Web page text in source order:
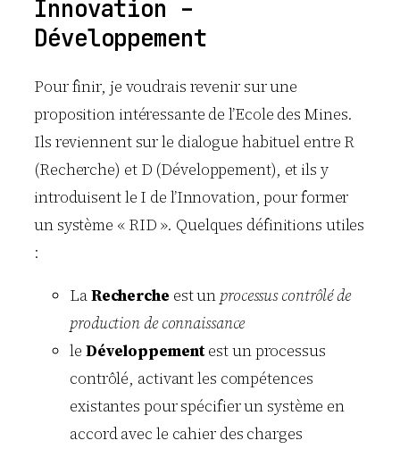
Innovation –
Développement
Pour finir, je voudrais revenir sur une
proposition intéressante de l’Ecole des Mines.
Ils reviennent sur le dialogue habituel entre R
(Recherche) et D (Développement), et ils y
introduisent le I de l’Innovation, pour former
un système « RID ». Quelques définitions utiles
:
LaRecherche est un processus contrôlé de
production de connaissance
le Développementest un processus
contrôlé, activant les compétences
existantes pour spécifier un système en
accord avec le cahier des charges